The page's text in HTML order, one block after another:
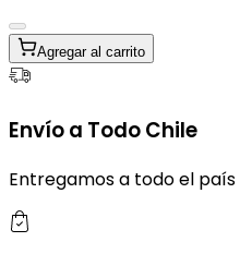
Agregar al carrito
Envío a Todo Chile
Entregamos a todo el país